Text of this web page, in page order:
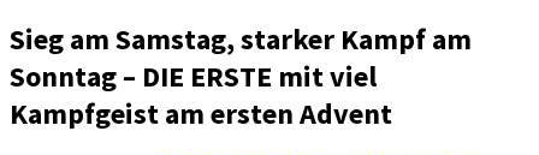
Sieg am Samstag, starker Kampf am
Sonntag – DIE ERSTE mit viel
Kampfgeist am ersten Advent